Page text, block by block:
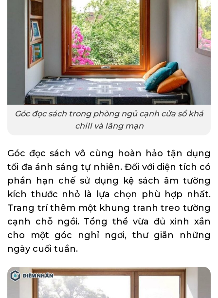
Góc đọc sách trong phòng ngủ cạnh cửa sổ khá
chill và lãng mạn
Góc đọc sách vô cùng hoàn hảo tận dụng
tối đa ánh sáng tự nhiên. Đối với diện tích có
phần hạn chế sử dụng kệ sách âm tường
kích thước nhỏ là lựa chọn phù hợp nhất.
Trang trí thêm một khung tranh treo tường
cạnh chỗ ngồi. Tổng thể vừa đủ xinh xắn
cho một góc nghỉ ngơi, thư giãn những
ngày cuối tuần.